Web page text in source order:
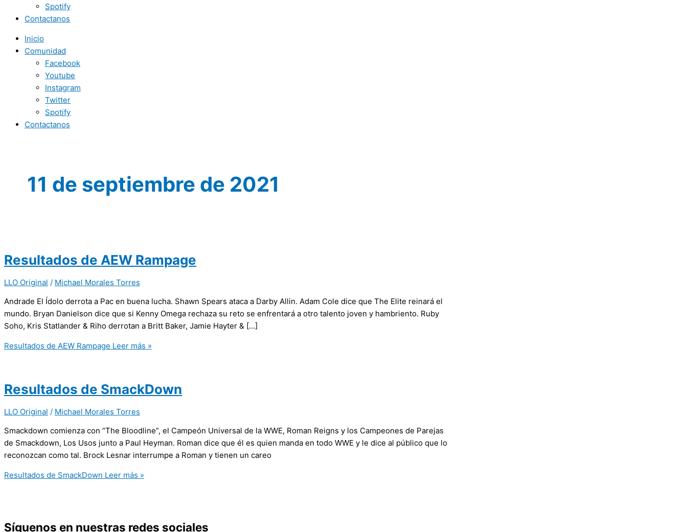
Spotify
Contactanos
Inicio
Comunidad
Facebook
Youtube
Instagram
Twitter
Spotify
Contactanos
11 de septiembre de 2021
Resultados de AEW Rampage
LLO Original / Michael Morales Torres
Andrade El Ídolo derrota a Pac en buena lucha. Shawn Spears ataca a Darby Allin. Adam Cole dice que The Elite reinará el
mundo. Bryan Danielson dice que si Kenny Omega rechaza su reto se enfrentará a otro talento joven y hambriento. Ruby
Soho, Kris Statlander & Riho derrotan a Britt Baker, Jamie Hayter & […]
Resultados de AEW Rampage Leer más »
Resultados de SmackDown
LLO Original / Michael Morales Torres
Smackdown comienza con “The Bloodline”, el Campeón Universal de la WWE, Roman Reigns y los Campeones de Parejas
de Smackdown, Los Usos junto a Paul Heyman. Roman dice que él es quien manda en todo WWE y le dice al público que lo
reconozcan como tal. Brock Lesnar interrumpe a Roman y tienen un careo
Resultados de SmackDown Leer más »
Síguenos en nuestras redes sociales